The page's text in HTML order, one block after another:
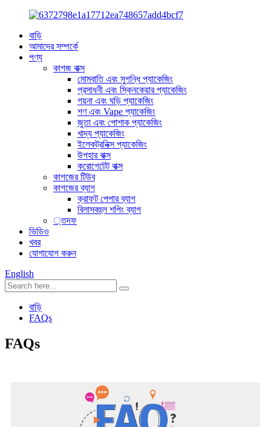
বাড়ি
আমাদের সম্পর্কে
পণ্য
কাগজ বাক্স
মোমবাতি এবং সুগন্ধি প্যাকেজিং
প্রসাধনী এবং স্কিনকেয়ার প্যাকেজিং
গয়না এবং ঘড়ি প্যাকেজিং
শণ এবং Vape প্যাকেজিং
জুতা এবং পোশাক প্যাকেজিং
খাদ্য প্যাকেজিং
ইলেকট্রনিক্স প্যাকেজিং
উপহার বাক্স
করোগেটেট বাক্স
কাগজের টিউব
কাগজের ব্যাগ
ক্রাফট পেপার ব্যাগ
বিলাসবহুল শপিং ব্যাগ
্তদফ
ভিডিও
খবর
যোগাযোগ করুন
English
বাড়ি
FAQs
FAQs